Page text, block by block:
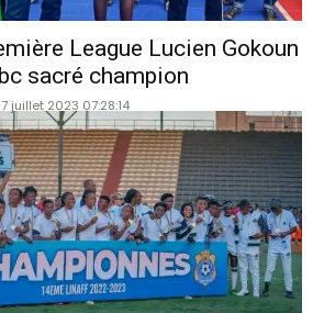
League Lucien Gokoun
sacré champion
juillet 2023 07:28:14